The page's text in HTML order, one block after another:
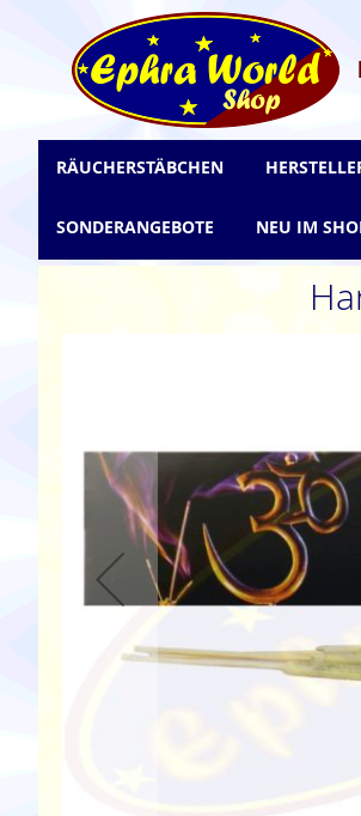
Inhalt
springen
RÄUCHERSTÄBCHEN
SONDERANGEBOTE NEU IM